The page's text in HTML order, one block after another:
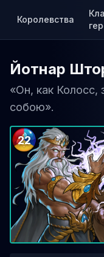
Королевства
Йотнар
«Он, как Колосс,
собою».
22